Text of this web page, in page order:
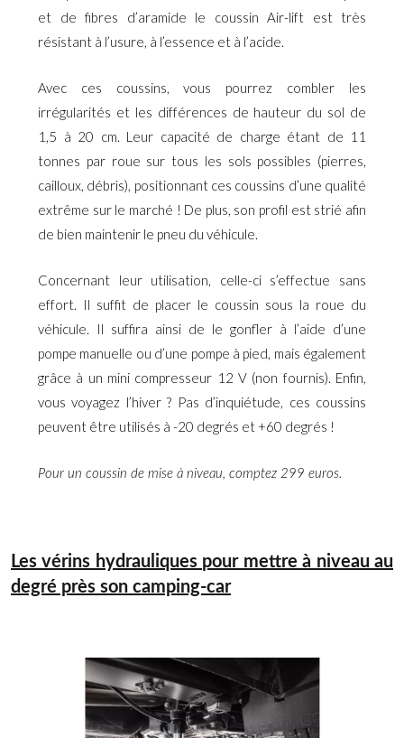
et de fibres d’aramide le coussin Air-lift est très
résistant à l’usure, à l’essence et à l’acide.
Avec ces coussins, vous pourrez combler les
irrégularités et les différences de hauteur du sol de
1,5 à 20 cm. Leur capacité de charge étant de 11
tonnes par roue sur tous les sols possibles (pierres,
cailloux, débris), positionnant ces coussins d’une qualité
extrême sur le marché ! De plus, son profil est strié afin
de bien maintenir le pneu du véhicule.
Concernant leur utilisation, celle-ci s’effectue sans
effort. Il suffit de placer le coussin sous la roue du
véhicule. Il suffira ainsi de le gonfler à l’aide d’une
pompe manuelle ou d’une pompe à pied, mais également
grâce à un mini compresseur 12 V (non fournis). Enfin,
vous voyagez l’hiver ? Pas d’inquiétude, ces coussins
peuvent être utilisés à -20 degrés et +60 degrés !
Pour un coussin de mise à niveau, comptez 299 euros.
Les vérins hydrauliques pour mettre à niveau au
degré près son camping-car